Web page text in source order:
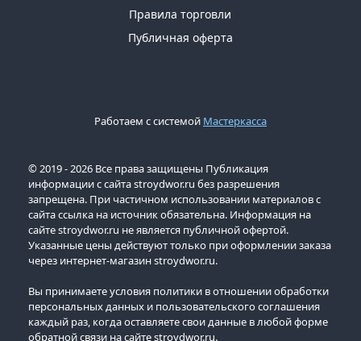
Правила торговли
Публичная оферта
Работаем с системой Мастеркасса
© 2019 - 2026 Все права защищены Публикация
информации с сайта stroydwor.ru без разрешения
запрещена. При частичном использовании материалов с
сайта ссылка на источник обязательна. Информация на
сайте stroydwor.ru не является публичной офертой.
Указанные цены действуют только при оформлении заказа
через интернет-магазин stroydwor.ru.
Вы принимаете условия политики в отношении обработки
персональных данных и пользовательского соглашения
каждый раз, когда оставляете свои данные в любой форме
обратной связи на сайте stroydwor.ru.